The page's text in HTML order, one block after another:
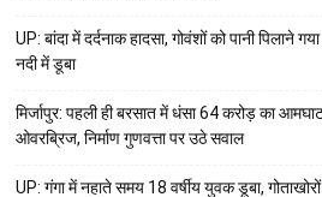
UP: बांदा में दर्दनाक हादसा, गोवंशों को पानी पिलाने
नदी में डूबा
मिर्जापुर: पहली ही बरसात में धंसा 64 करोड़ का
ओवरब्रिज, निर्माण गुणवत्ता पर उठे सवाल
UP: गंगा में नहाते समय 18 वर्षीय युवक डूबा,